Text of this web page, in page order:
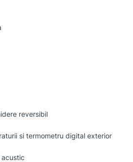
reversibil
si termometru digital exterior